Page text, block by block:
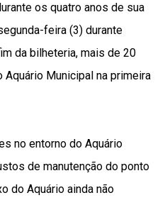
os quatro anos de sua
feira (3) durante
da bilheteria, mais de 20
Municipal na primeira
no entorno do Aquário
de manutenção do ponto
do Aquário ainda não